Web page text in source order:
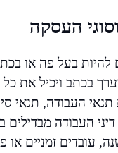
העסקה
להיות בעל פה או
בכתב ויכיל את
תנאי העבודה, תנאי
דיני העבודה מבדילים
עובדים זמניים או